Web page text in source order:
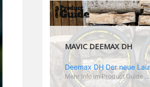
MAVIC DEEMAX DH
Mehr Info im Product Guide ...